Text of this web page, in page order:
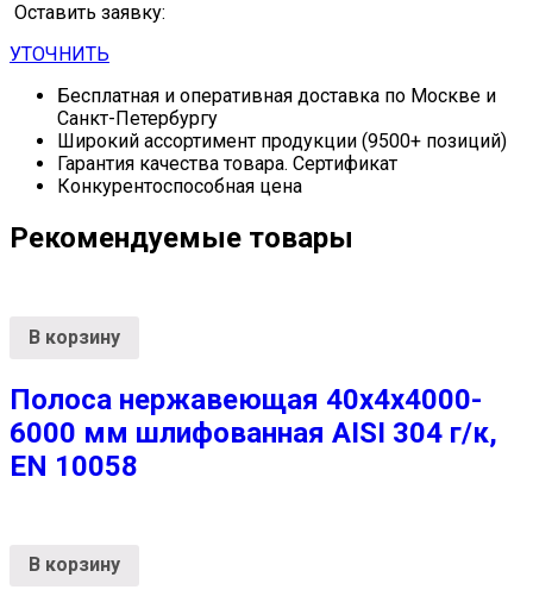
Оставить заявку:
УТОЧНИТЬ
Бесплатная и оперативная доставка по Москве и
Санкт-Петербургу
Широкий ассортимент продукции (9500+ позиций)
Гарантия качества товара. Сертификат
Конкурентоспособная цена
Рекомендуемые товары
В корзину
Полоса нержавеющая 40х4х4000-
6000 мм шлифованная AISI 304 г/к,
EN 10058
В корзину